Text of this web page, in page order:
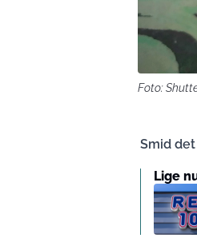
Foto:
Smid
Lige